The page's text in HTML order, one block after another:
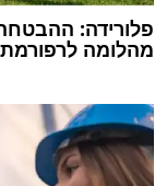
פלורידה:
מהלומה